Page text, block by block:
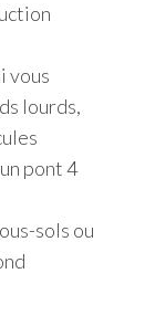
vous
lourds,
pont 4
sols ou